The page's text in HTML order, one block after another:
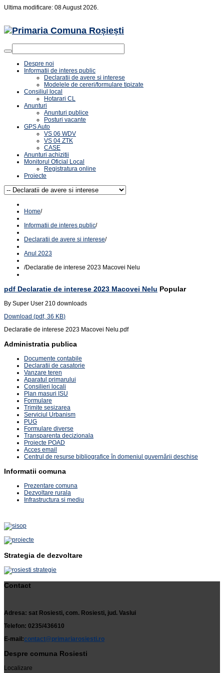
Ultima modificare: 08 August 2026.
Despre noi
Informatii de interes public
Declaratii de avere si interese
Modelele de cereri/formulare tipizate
Consiliul local
Hotarari CL
Anunturi
Anunturi publice
Posturi vacante
GPS Auto
VS 06 WDV
VS 04 ZTK
CASE
Anunturi achizitii
Monitorul Oficial Local
Registratura online
Proiecte
Home/
Informatii de interes public/
Declaratii de avere si interese/
Anul 2023
/Declaratie de interese 2023 Macovei Nelu
pdf Declaratie de interese 2023 Macovei Nelu Popular
By Super User 210 downloads
Download (pdf, 36 KB)
Declaratie de interese 2023 Macovei Nelu.pdf
Administratia publica
Documente contabile
Declaratii de casatorie
Vanzare teren
Aparatul primarului
Consilieri locali
Plan masuri ISU
Formulare
Trimite sesizarea
Serviciul Urbanism
PUG
Formulare diverse
Transparenta decizionala
Proiecte POAD
Acces email
Centrul de resurse bibliografice în domeniul guvernării deschise
Informatii comuna
Prezentare comuna
Dezvoltare rurala
Infrastructura si mediu
Strategia de dezvoltare
Contact
Adresa: sat Rosiesti, com. Rosiesti, jud. Vaslui
Telefon: 0235/436610
E-mail:contact@primariarosiesti.ro
Despre comuna Rosiesti
Localizare